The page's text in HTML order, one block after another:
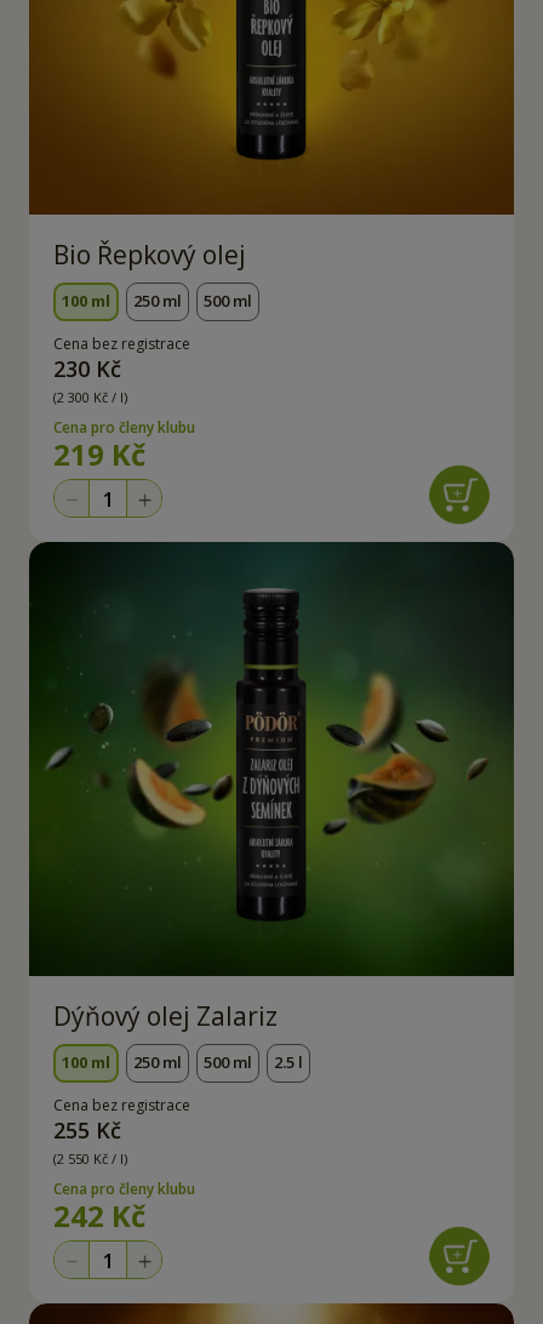
Bio Řepkový olej
100 ml 250 ml 500 ml
Cena bez registrace
230 Kč
(2 300 Kč / l)
Cena pro členy klubu
219 Kč
Dýňový olej Zalariz
100 ml 250 ml 500 ml 2.5 l
Cena bez registrace
255 Kč
(2 550 Kč / l)
Cena pro členy klubu
242 Kč